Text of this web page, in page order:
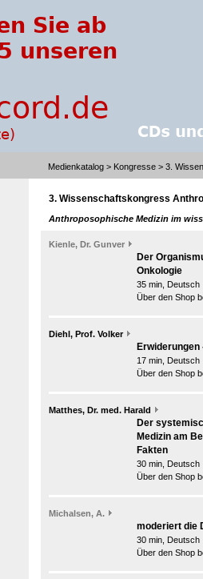
Medienkatalog > Kongresse > 3.
3. Wissenschaftskongress
Anthroposophische Medizin im
Kienle, Dr. Gunver
Der
Onkologie
35 min, Deutsch
Über den Shop
Diehl, Prof. Volker
17 min, Deutsch
Über den Shop
Matthes, Dr. med. Harald
Der
Medizin am
Fakten
30 min, Deutsch
Über den Shop
Michalsen, A.
moderiert die
30 min, Deutsch
Über den Shop